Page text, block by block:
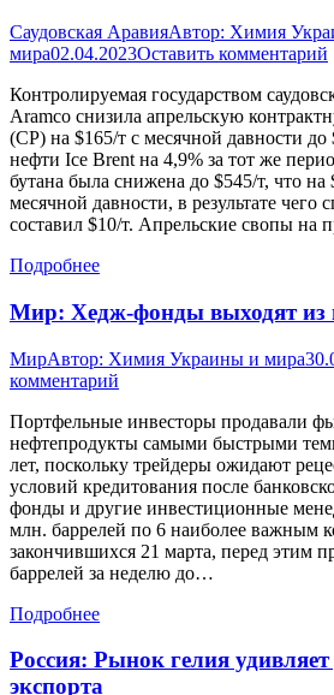
Саудовская АравияАвтор: Химия
мира02.04.2023Оставить комментарий
Контролируемая государством
Aramco снизила апрельскую
(CP) на $165/т с месячной давности до
нефти Ice Brent на 4,9% за тот же
бутана была снижена до $545/т, что
месячной давности, в результате чего
составил $10/т. Апрельские свопы на
Подробнее
Мир: Хедж-фонды выходят из
МирАвтор: Химия Украины и мира
комментарий
Портфельные инвесторы продавали
нефтепродукты самыми быстрыми
лет, поскольку трейдеры ожидают
условий кредитования после
фонды и другие инвестиционные
млн. баррелей по 6 наиболее важным
закончившихся 21 марта, перед этим
баррелей за неделю до…
Подробнее
Россия: Рынок гелия
экспорта